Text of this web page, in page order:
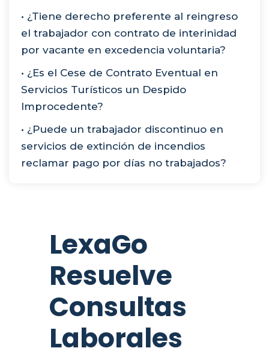
• ¿Tiene derecho preferente al reingreso
el trabajador con contrato de interinidad
por vacante en excedencia voluntaria?
• ¿Es el Cese de Contrato Eventual en
Servicios Turísticos un Despido
Improcedente?
• ¿Puede un trabajador discontinuo en
servicios de extinción de incendios
reclamar pago por días no trabajados?
LexaGo
Resuelve
Consultas
Laborales